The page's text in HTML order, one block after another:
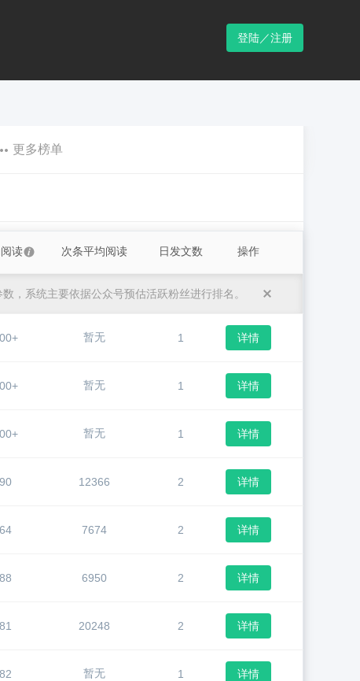
登陆／注册
更多榜单
读 次条平均阅读 日发文数 操作
，系统主要依据公众号预估活跃粉丝进行排名。
暂无 1 详情
暂无 1 详情
暂无 1 详情
12366 2 详情
7674 2 详情
6950 2 详情
20248 2 详情
暂无 1 详情